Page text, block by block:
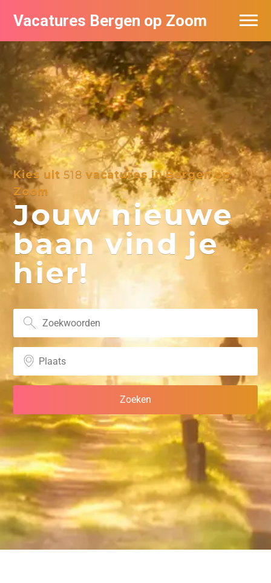
Vacatures Bergen op Zoom
Kies uit518 vacatures in Bergen op
Zoom
Jouw nieuwe
baan vind je
hier!
Vacatures per bedrijf
De populairste vacatures in Bergen op
Zoom